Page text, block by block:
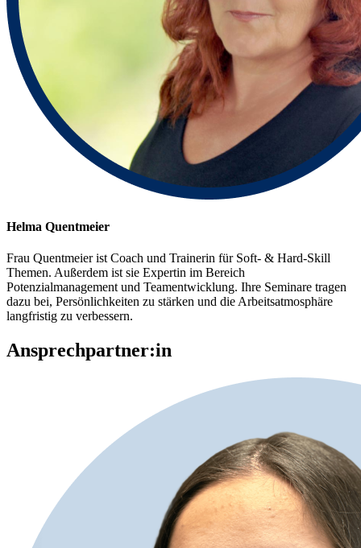
Helma Quentmeier
Frau Quentmeier ist Coach und Trainerin für Soft- & Hard-Skill
Themen. Außerdem ist sie Expertin im Bereich
Potenzialmanagement und Teamentwicklung. Ihre Seminare tragen
dazu bei, Persönlichkeiten zu stärken und die Arbeitsatmosphäre
langfristig zu verbessern.
Ansprechpartner:in